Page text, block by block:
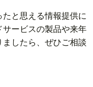
と思える情報提供に
ービスの製品や来年
したら、ぜひご相談